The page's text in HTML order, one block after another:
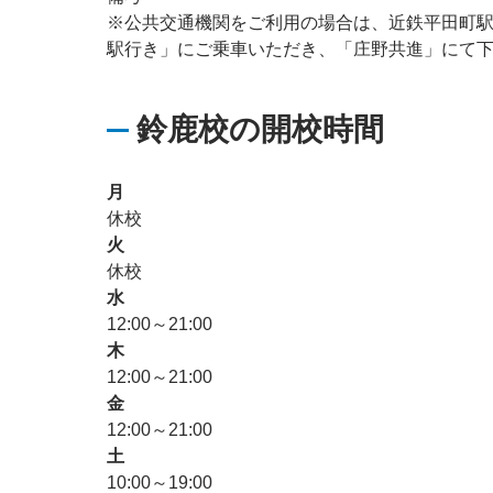
※公共交通機関をご利用の場合は、近鉄平田町
駅行き」にご乗車いただき、「庄野共進」にて
鈴鹿校の開校時間
月
休校
火
休校
水
12:00～21:00
木
12:00～21:00
金
12:00～21:00
土
10:00～19:00